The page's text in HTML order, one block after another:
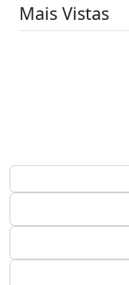
Mais Vistas